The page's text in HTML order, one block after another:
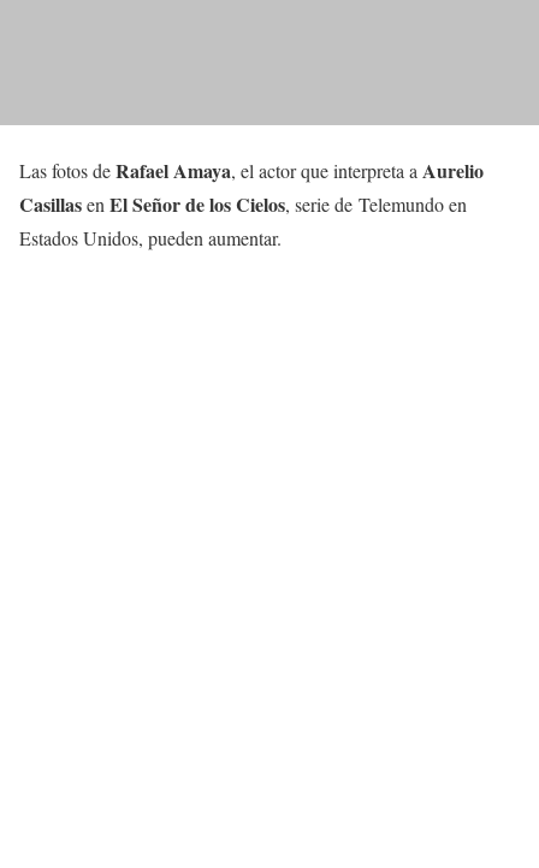
Las fotos deRafael Amaya, el actor que interpreta aAurelio
CasillasenEl Señor de los Cielos, serie de Telemundo en
Estados Unidos, pueden aumentar.